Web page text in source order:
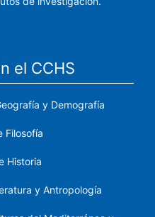
el CCHS
y Demografía
Filosofía
Historia
y Antropología